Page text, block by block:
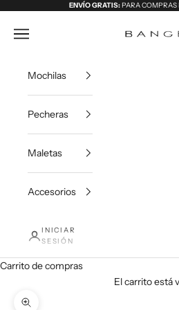
ENVÍO GRATIS:PARA COMPRAS
Bange
Menú
Mochilas
Pecheras
Maletas
Accesorios
INICIAR
SESIÓN
Carrito de compras
El carrito está